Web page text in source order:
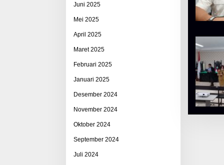
Juni 2025
Mei 2025
April 2025
Maret 2025
Februari 2025
Januari 2025
Desember 2024
November 2024
Oktober 2024
September 2024
Juli 2024